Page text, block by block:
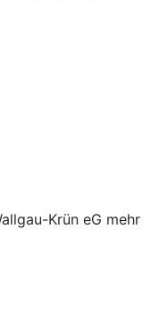
Krün eG mehr